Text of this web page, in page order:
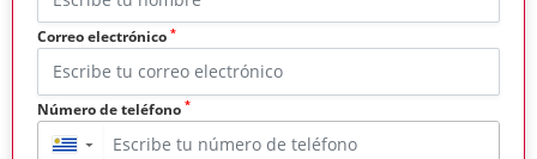
Correo electrónico *
Número de teléfono *
▼